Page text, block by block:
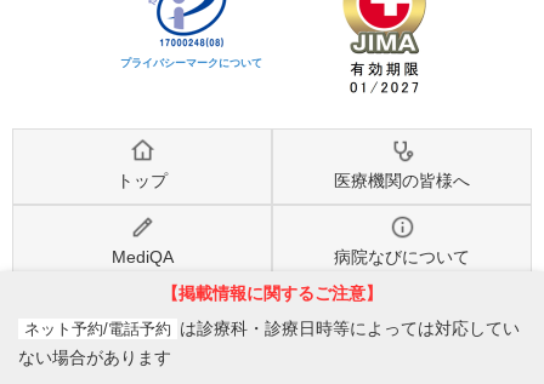
プライバシーマークについて
トップ 医療機関の皆様へ
MediQA 病院なびについて
病院なび利用規約 個人情報保護方針
【掲載情報に関するご注意】
ネット予約/電話予約 は診療科・診療日時等によっては対応してい
ない場合があります